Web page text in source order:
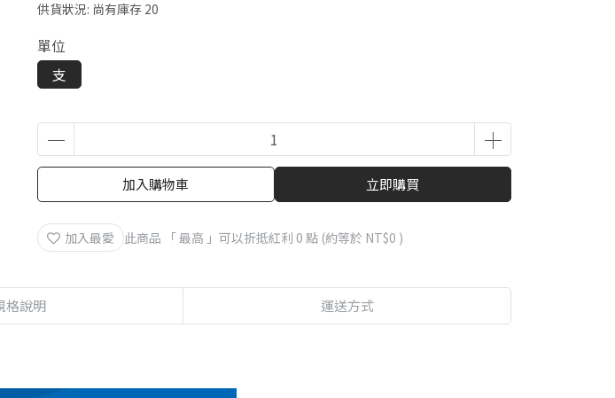
供貨狀況: 尚有庫存 20
單位
支
加入購物車 立即購買
加入最愛 此商品 「 最高 」可以折抵紅利 0 點 (約等於 NT$0 )
格說明 運送方式